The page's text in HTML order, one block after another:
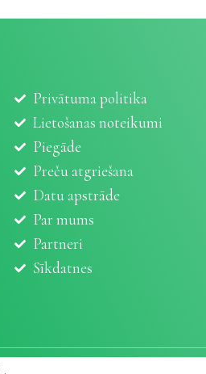
Privātuma politika
Lietošanas noteikumi
Piegāde
Preču atgriešana
Datu apstrāde
Par mums
Partneri
Sīkdatnes
.